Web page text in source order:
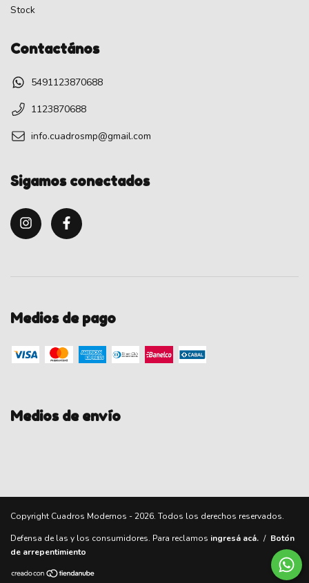
Stock
Contactános
5491123870688
1123870688
info.cuadrosmp@gmail.com
Sigamos conectados
Medios de pago
Medios de envío
Copyright Cuadros Modernos - 2026. Todos los derechos reservados.
Defensa de las y los consumidores. Para reclamos ingresá acá. / Botón
de arrepentimiento